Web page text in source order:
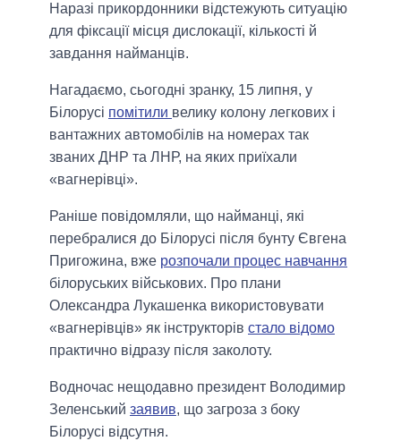
Наразі прикордонники відстежують ситуацію
для фіксації місця дислокації, кількості й
завдання найманців.
Нагадаємо, сьогодні зранку, 15 липня, у
Білорусі помітили велику колону легкових і
вантажних автомобілів на номерах так
званих ДНР та ЛНР, на яких приїхали
«вагнерівці».
Раніше повідомляли, що найманці, які
перебралися до Білорусі після бунту Євгена
Пригожина, вже розпочали процес навчання
білоруських військових. Про плани
Олександра Лукашенка використовувати
«вагнерівців» як інструкторів стало відомо
практично відразу після заколоту.
Водночас нещодавно президент Володимир
Зеленський заявив, що загроза з боку
Білорусі відсутня.